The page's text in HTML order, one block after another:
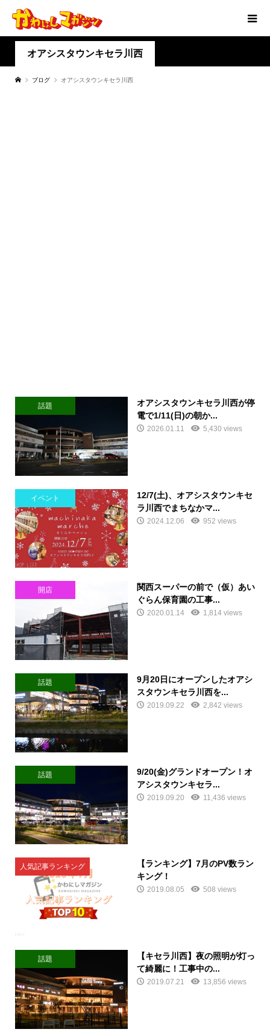
オアシスタウンキセラ川西
ブログ オアシスタウンキセラ川西
話題
オアシスタウンキセラ川西が停
電で1/11(日)の朝か...
2026.01.11 5,430 views
イベント
12/7(土)、オアシスタウンキセ
ラ川西でまちなかマ...
2024.12.06 952 views
開店
関西スーパーの前で（仮）あい
ぐらん保育園の工事...
2020.01.14 1,814 views
話題
9月20日にオープンしたオアシ
スタウンキセラ川西を...
2019.09.22 2,842 views
話題
9/20(金)グランドオープン！オ
アシスタウンキセラ...
2019.09.20 11,436 views
人気記事ランキング
【ランキング】7月のPV数ラン
キング！
2019.08.05 508 views
話題
【キセラ川西】夜の照明が灯っ
て綺麗に！工事中の...
2019.07.21 13,856 views